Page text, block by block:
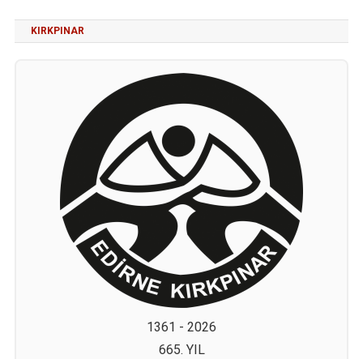
KIRKPINAR
1361 - 2026
665. YIL